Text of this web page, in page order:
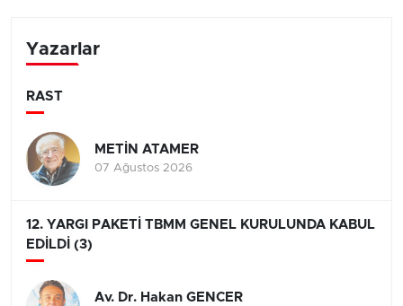
Yazarlar
RAST
METİN ATAMER
07 Ağustos 2026
12. YARGI PAKETİ TBMM GENEL KURULUNDA KABUL
EDİLDİ (3)
Av. Dr. Hakan GENCER